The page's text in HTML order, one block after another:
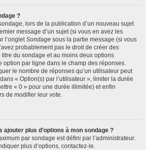
?
lors de la publication d’un nouveau sujet
message d’un sujet (si vous en avez les
l’ongletSondage sous la partie message (si vous
probablement pas le droit de créer des
du sondage et au moins deux options
option par ligne dans le champ des réponses.
le nombre de réponses qu’un utilisateur peut
« Option(s) par l’utilisateur », limiter la durée
« 0 » pour une durée illimitée) et enfin
de modifier leur vote.
ajouter plus d’options à mon sondage ?
par sondage est défini par l’administrateur.
plus d’options, contactez-le.